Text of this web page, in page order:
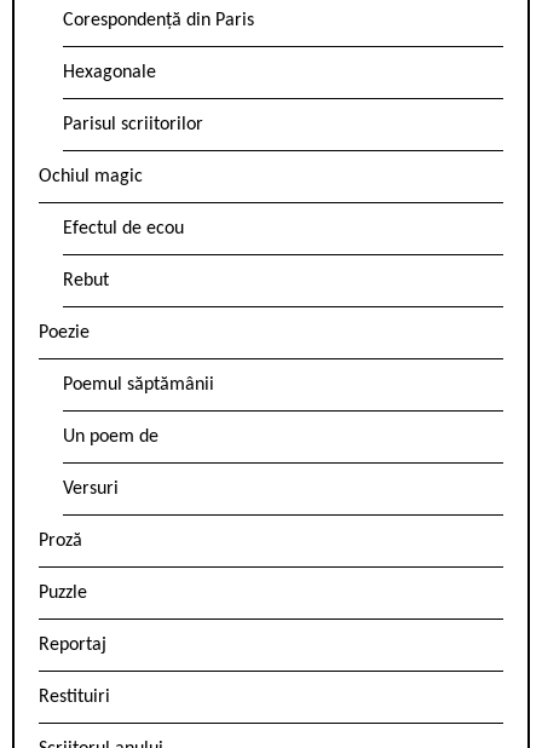
Corespondență din Paris
Hexagonale
Parisul scriitorilor
Ochiul magic
Efectul de ecou
Rebut
Poezie
Poemul săptămânii
Un poem de
Versuri
Proză
Puzzle
Reportaj
Restituiri